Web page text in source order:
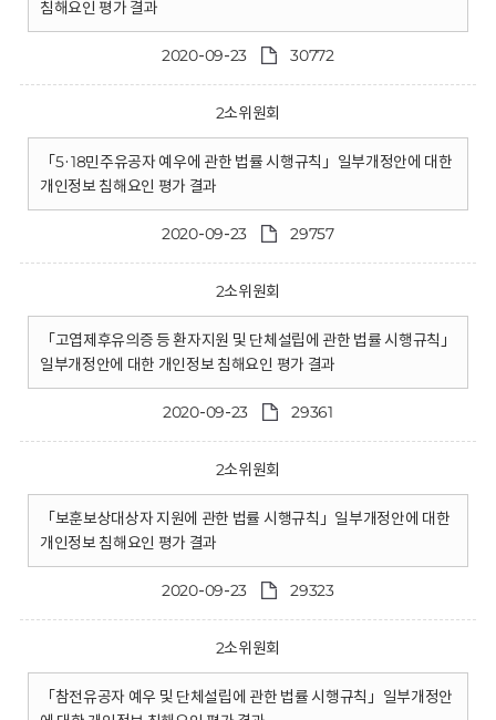
침해요인 평가 결과
2020-09-23 30772
2소위원회
「5·18민주유공자 예우에 관한 법률 시행규칙」일부개정안에 대한
개인정보 침해요인 평가 결과
2020-09-23 29757
2소위원회
「고엽제후유의증 등 환자지원 및 단체설립에 관한 법률 시행규칙」
일부개정안에 대한 개인정보 침해요인 평가 결과
2020-09-23 29361
2소위원회
「보훈보상대상자 지원에 관한 법률 시행규칙」일부개정안에 대한
개인정보 침해요인 평가 결과
2020-09-23 29323
2소위원회
「참전유공자 예우 및 단체설립에 관한 법률 시행규칙」일부개정안